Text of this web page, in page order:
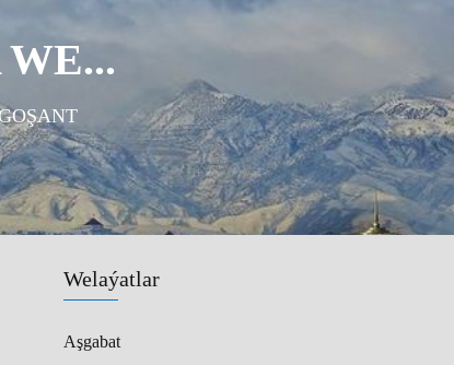
Welaýatlar
Aşgabat